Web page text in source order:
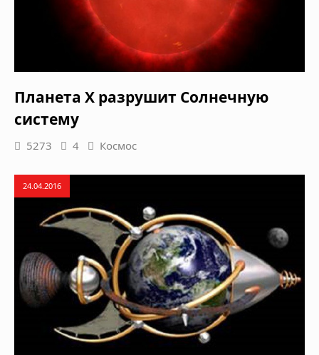
Планета Х разрушит Солнечную
систему
5273 4 Космос
24.04.2016